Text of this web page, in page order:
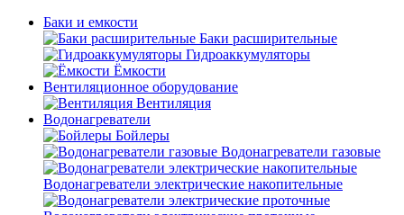
Баки и емкости
Баки расширительные
Гидроаккумуляторы
Ёмкости
Вентиляционное оборудование
Вентиляция
Водонагреватели
Бойлеры
Водонагреватели газовые
Водонагреватели электрические накопительные